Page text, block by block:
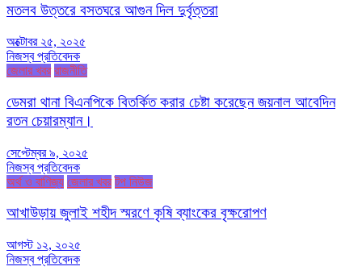
মতলব উত্তরে বসতঘরে আগুন দিল দুর্বৃত্তরা
অক্টোবর ২৫, ২০২৫
নিজস্ব প্রতিবেদক
জেলার খবর রাজনীতি
ডেমরা থানা বিএনপিকে বিতর্কিত করার চেষ্টা করেছেন জয়নাল আবেদিন
রতন চেয়ারম্যান।
সেপ্টেম্বর ৯, ২০২৫
নিজস্ব প্রতিবেদক
অর্থ ও বাণিজ্য জেলার খবর টপ নিউজ
আখাউড়ায় জুলাই শহীদ স্মরণে কৃষি ব্যাংকের বৃক্ষরোপণ
আগস্ট ১২, ২০২৫
নিজস্ব প্রতিবেদক